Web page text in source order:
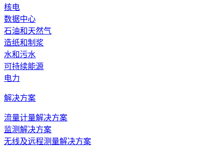
核电
数据中心
石油和天然气
造纸和制浆
水和污水
可持续能源
电力
解决方案
流量计量解决方案
监测解决方案
无线及远程测量解决方案